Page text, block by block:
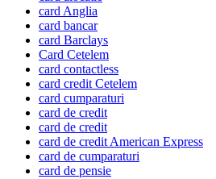
card Anglia
card bancar
card Barclays
Card Cetelem
card contactless
card credit Cetelem
card cumparaturi
card de credit
card de credit
card de credit American Express
card de cumparaturi
card de pensie